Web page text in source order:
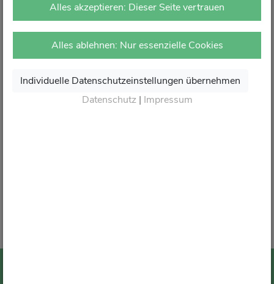
Natürlich sind wir weiterhin persönlich für Sie da. Direkt
vor Ort in Ihrer Apotheke.
attraktive Angebote und den besten Service rund um Ihre
Danke für Ihr Vertrauen.
Alles akzeptieren: Dieser Seite vertrauen
Alles ablehnen: Nur essenzielle Cookies
Individuelle Datenschutzeinstellungen übernehmen
Datenschutz| Impressum